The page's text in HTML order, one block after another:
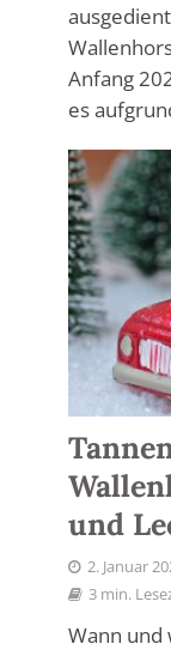
Anfang
es
und
2. Januar
3 min.
Wann und